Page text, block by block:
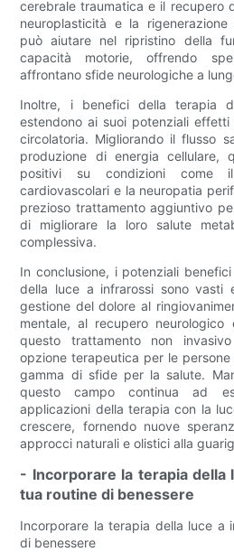
cerebrale traumatica e il recupero
neuroplasticità e la
può aiutare nel ripristino della
capacità motorie, offrendo
affrontano sfide neurologiche a
Inoltre, i benefici della terapia
estendono ai suoi potenziali
circolatoria. Migliorando il flusso
produzione di energia cellulare,
positivi su condizioni come
cardiovascolari e la neuropatia
prezioso trattamento aggiuntivo
di migliorare la loro salute
complessiva.
In conclusione, i potenziali
della luce a infrarossi sono vasti
gestione del dolore al
mentale, al recupero neurologico
questo trattamento non
opzione terapeutica per le
gamma di sfide per la salute.
questo campo continua ad
applicazioni della terapia con la
crescere, fornendo nuove
approcci naturali e olistici alla
- Incorporare la terapia della
tua routine di benessere
Incorporare la terapia della luce a
di benessere